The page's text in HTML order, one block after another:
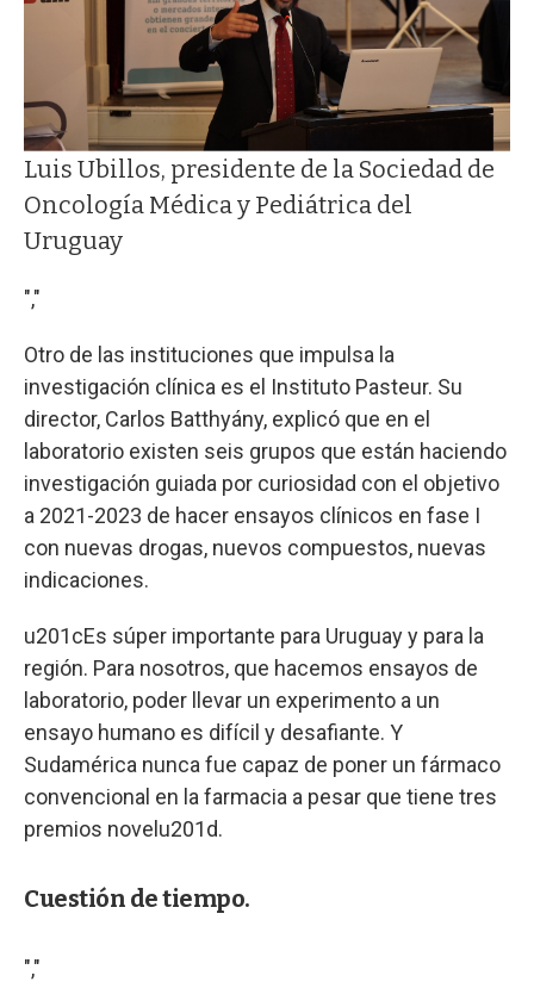
Luis Ubillos, presidente de la Sociedad de
Oncología Médica y Pediátrica del
Uruguay
","
Otro de las instituciones que impulsa la
investigación clínica es el Instituto Pasteur. Su
director, Carlos Batthyány, explicó que en el
laboratorio existen seis grupos que están haciendo
investigación guiada por curiosidad con el objetivo
a 2021-2023 de hacer ensayos clínicos en fase I
con nuevas drogas, nuevos compuestos, nuevas
indicaciones.
u201cEs súper importante para Uruguay y para la
región. Para nosotros, que hacemos ensayos de
laboratorio, poder llevar un experimento a un
ensayo humano es difícil y desafiante. Y
Sudamérica nunca fue capaz de poner un fármaco
convencional en la farmacia a pesar que tiene tres
premios novelu201d.
Cuestión de tiempo.
","